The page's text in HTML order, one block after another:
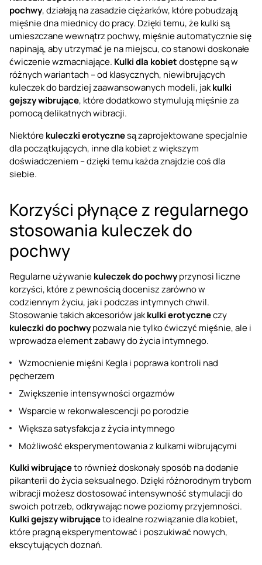
pochwy, działają na zasadzie ciężarków, które pobudzają
mięśnie dna miednicy do pracy. Dzięki temu, że kulki są
umieszczane wewnątrz pochwy, mięśnie automatycznie się
napinają, aby utrzymać je na miejscu, co stanowi doskonałe
ćwiczenie wzmacniające. Kulki dla kobietdostępne są w
różnych wariantach – od klasycznych, niewibrujących
kuleczek do bardziej zaawansowanych modeli, jakkulki
gejszy wibrujące, które dodatkowo stymulują mięśnie za
pomocą delikatnych wibracji.
Niektórekuleczki erotycznesą zaprojektowane specjalnie
dla początkujących, inne dla kobiet z większym
doświadczeniem – dzięki temu każda znajdzie coś dla
siebie.
Korzyści płynące z regularnego
stosowania kuleczek do
pochwy
Regularne używaniekuleczek do pochwyprzynosi liczne
korzyści, które z pewnością docenisz zarówno w
codziennym życiu, jak i podczas intymnych chwil.
Stosowanie takich akcesoriów jakkulki erotyczneczy
kuleczki do pochwypozwala nie tylko ćwiczyć mięśnie, ale i
wprowadza element zabawy do życia intymnego.
Wzmocnienie mięśni Kegla i poprawa kontroli nad
pęcherzem
Zwiększenie intensywności orgazmów
Wsparcie w rekonwalescencji po porodzie
Większa satysfakcja z życia intymnego
Możliwość eksperymentowania z kulkami wibrującymi
Kulki wibrująceto również doskonały sposób na dodanie
pikanterii do życia seksualnego. Dzięki różnorodnym trybom
wibracji możesz dostosować intensywność stymulacji do
swoich potrzeb, odkrywając nowe poziomy przyjemności.
Kulki gejszy wibrująceto idealne rozwiązanie dla kobiet,
które pragną eksperymentować i poszukiwać nowych,
ekscytujących doznań.